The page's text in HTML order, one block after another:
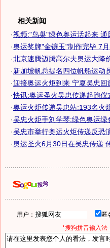
相关新闻
·视频:"鸟巢"绿色奥运活起来 通
·奥运奖牌"金镶玉"制作完毕 7
·北京速腾迈腾高尔夫奥运大降
·新加坡帆总提名四位帆船运动
·迎接奥运火炬到来 宁夏吴忠回
·快讯:奥运圣火吴忠传递起跑仪
·奥运火炬传递吴忠站:193名火
·吴忠火炬手刘学琴:绿色奥运绿
·吴忠市举行奥运火炬传递反恐
·奥运圣火6月30日在吴忠传递
用户：
*搜狗拼音输入法